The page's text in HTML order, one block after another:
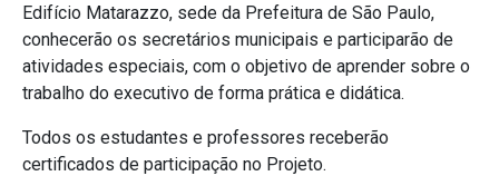
Edifício Matarazzo, sede da Prefeitura de São Paulo,
conhecerão os secretários municipais e participarão de
atividades especiais, com o objetivo de aprender sobre o
trabalho do executivo de forma prática e didática.
Todos os estudantes e professores receberão
certificados de participação no Projeto.